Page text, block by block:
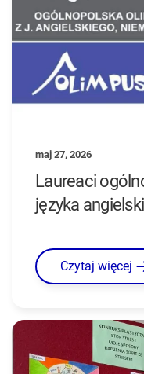
maj 27, 2026
Laureaci
języka
Czytaj więcej